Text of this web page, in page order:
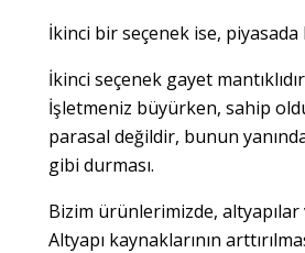
İkinci bir seçenek ise,
İkinci seçenek gayet
İşletmeniz büyürken, sahip
parasal değildir, bunun
gibi durması.
Bizim ürünlerimizde, altyapılar
Altyapı kaynaklarının